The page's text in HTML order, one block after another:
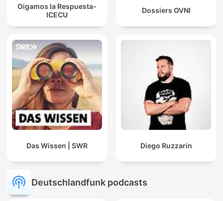
Oigamos la Respuesta-
ICECU
Dossiers OVNI
Das Wissen | SWR Diego Ruzzarin
Deutschlandfunk podcasts